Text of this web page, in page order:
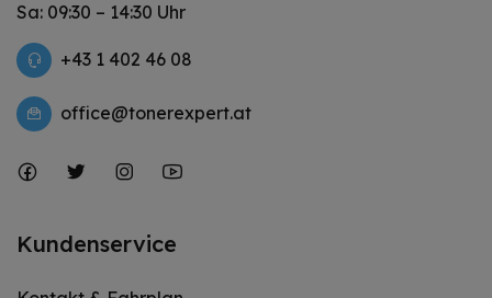
Sa: 09:30 – 14:30 Uhr
+43 1 402 46 08
office@tonerexpert.at
Kundenservice